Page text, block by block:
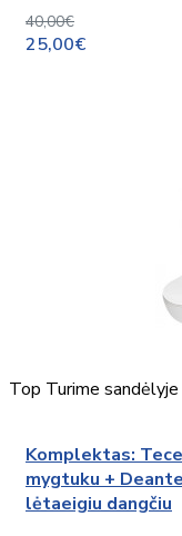
40,00€
25,00€
Top Turime sandėlyje
Komplektas:
mygtuku +
lėtaeigiu dangčiu